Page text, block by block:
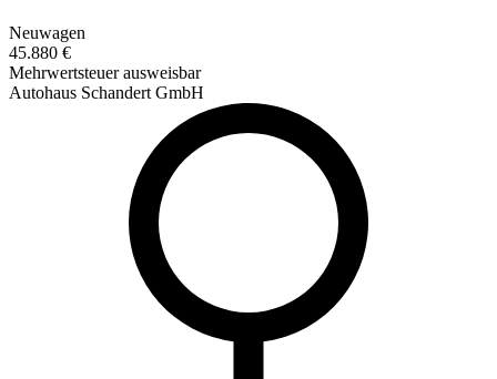
Neuwagen
45.880 €
Mehrwertsteuer ausweisbar
Autohaus Schandert GmbH